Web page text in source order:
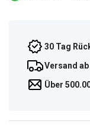
30 Tag
Versand ab
Über